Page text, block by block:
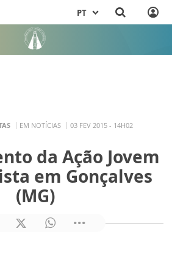
PT
EM NOTÍCIAS 03 FEV 2015 - 14H02
da Ação Jovem
em Gonçalves
(MG)